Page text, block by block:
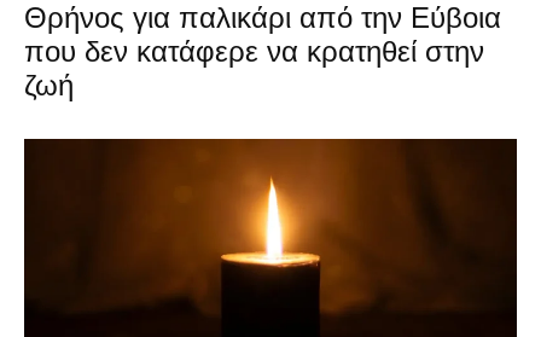
Θρήνος για παλικάρι από την Εύβοια
που δεν κατάφερε να κρατηθεί στην
ζωή